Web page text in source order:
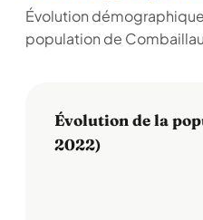
Évolution
population de
Évolution de la
2022)